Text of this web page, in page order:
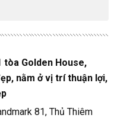
tòa Golden House,
nằm ở vị trí thuận lợi,
81, Thủ Thiêm